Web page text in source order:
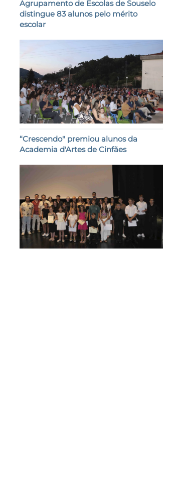
Agrupamento de Escolas de Souselo
distingue 83 alunos pelo mérito
escolar
“Crescendo" premiou alunos da
Academia d'Artes de Cinfães